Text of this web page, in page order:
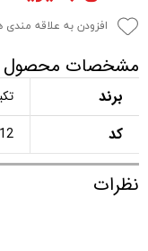
افزودن به علاقه مندی
مشخصات محصول
برند
کد
نظرات